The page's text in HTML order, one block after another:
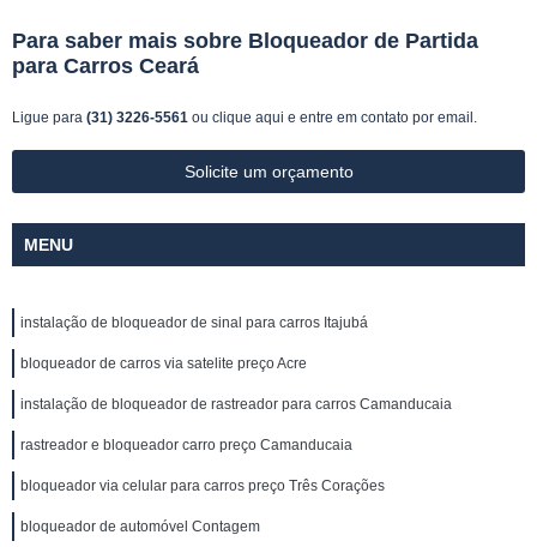
Para saber mais sobre Bloqueador de Partida
para Carros Ceará
Ligue para (31) 3226-5561 ou clique aqui e entre em contato por email.
Solicite um orçamento
MENU
instalação de bloqueador de sinal para carros Itajubá
bloqueador de carros via satelite preço Acre
instalação de bloqueador de rastreador para carros Camanducaia
rastreador e bloqueador carro preço Camanducaia
bloqueador via celular para carros preço Três Corações
bloqueador de automóvel Contagem